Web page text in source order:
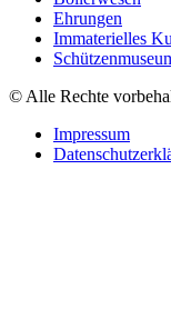
Ehrungen
Immaterielles
© Alle Rechte
Impressum